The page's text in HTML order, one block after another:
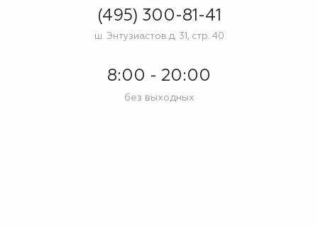
(495) 300-81-41
ш. Энтузиастов д. 31, стр. 40
8:00 - 20:00
без выходных